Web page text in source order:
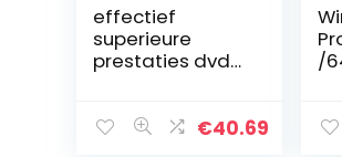
effectief
superieure
prestaties dvd-
professioneel
€40.69
/